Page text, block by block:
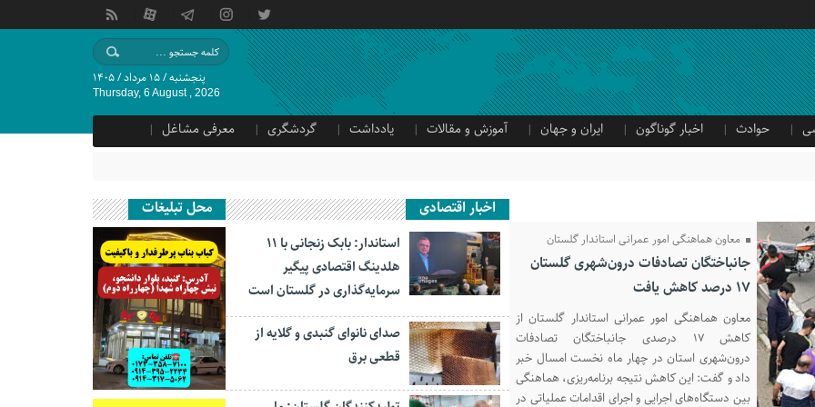
پنجشنبه / ۱۵ مرداد / ۱۴۰۵
Thursday, 6 August , 2026
حوادث اخبار گوناگون ایران و جهان آموزش و مقالات یادداشت گردشگری
معرفی مشاغل
معاون هماهنگی امور عمرانی استاندار گلستان
جانباختگان تصادفات درون‌شهری گلستان
۱۷ درصد کاهش یافت
معاون هماهنگی امور عمرانی استاندار گلستان از
کاهش ۱۷ درصدی جانباختگان تصادفات
درون‌شهری استان در چهار ماه نخست امسال خبر
داد و گفت: این کاهش نتیجه برنامه‌ریزی، هماهنگی
بین دستگاه‌های اجرایی و اجرای اقدامات عملیاتی در
اخبار اقتصادی
استاندار: بابک زنجانی با ۱۱
هلدینگ اقتصادی پیگیر
سرمایه‌گذاری در گلستان است
صدای نانوای گنبدی و گلایه از
قطعی برق
محل تبلیغات